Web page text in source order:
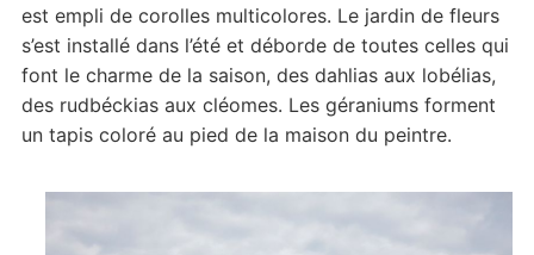
est empli de corolles multicolores. Le jardin de fleurs
s’est installé dans l’été et déborde de toutes celles qui
font le charme de la saison, des dahlias aux lobélias,
des rudbéckias aux cléomes. Les géraniums forment
un tapis coloré au pied de la maison du peintre.